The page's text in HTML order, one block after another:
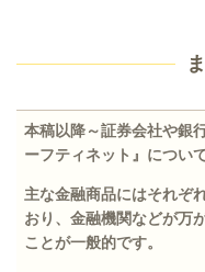
本稿以降～証券会社や銀
ーフティネット』につい
主な金融商品にはそれぞ
おり、金融機関などが万
ことが一般的です。